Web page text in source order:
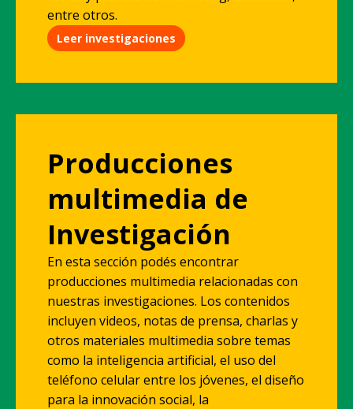
entre otros.
Leer investigaciones
Producciones
multimedia de
Investigación
En esta sección podés encontrar
producciones multimedia relacionadas con
nuestras investigaciones. Los contenidos
incluyen videos, notas de prensa, charlas y
otros materiales multimedia sobre temas
como la inteligencia artificial, el uso del
teléfono celular entre los jóvenes, el diseño
para la innovación social, la